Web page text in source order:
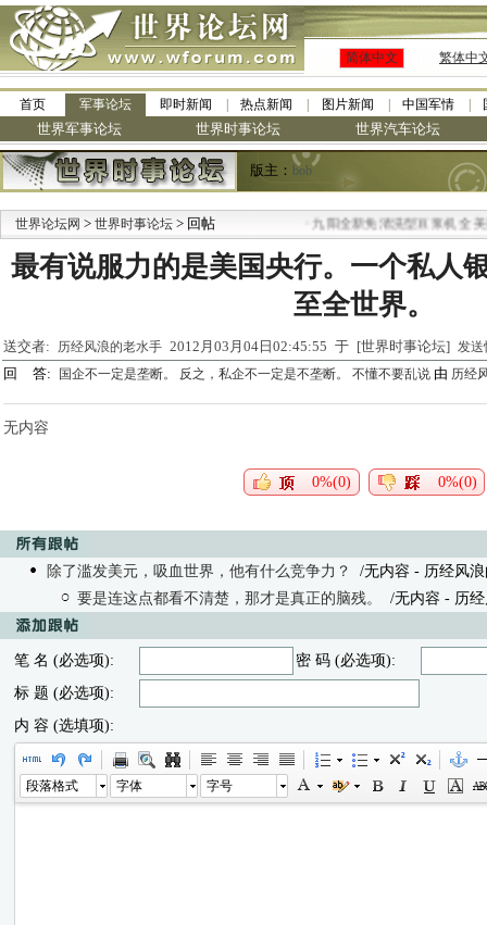
简体中文 繁体中
首页 军事论坛 即时新闻 热点新闻 图片新闻 中国军情
世界军事论坛 世界时事论坛 世界汽车论坛
版主： bob
世界论坛网 > 世界时事论坛 > 回帖 九阳全新免清洗型豆浆机 全美最
最有说服力的是美国央行。一个私人
至全世界。
送交者: 历经风浪的老水手 2012月03月04日02:45:55 于 [世界时事论坛] 发送
回 答: 国企不一定是垄断。 反之，私企不一定是不垄断。 不懂不要乱说 由 历经
无内容
0%(0) 0%(0)
除了滥发美元，吸血世界，他有什么竞争力？
/无内容 - 历经风浪
要是连这点都看不清楚，那才是真正的脑残。
/无内容 - 历经
笔 名 (必选项):
密 码 (必选项):
标 题 (必选项):
内 容 (选填项):
段落格式 字体 字号